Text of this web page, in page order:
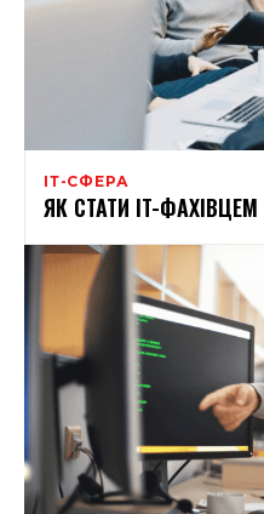
ІТ-СФЕРА
ЯК СТАТИ IT-ФАХІВЦЕМ